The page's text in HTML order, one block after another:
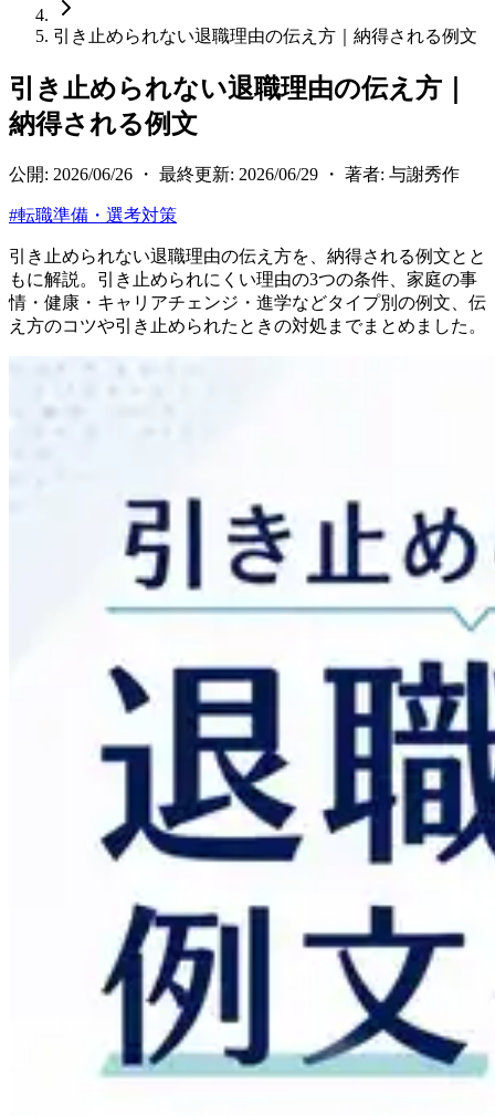
引き止められない退職理由の伝え方｜納得される例文
引き止められない退職理由の伝え方｜
納得される例文
公開: 2026/06/26 ・ 最終更新: 2026/06/29 ・ 著者: 与謝秀作
#転職準備・選考対策
引き止められない退職理由の伝え方を、納得される例文とと
もに解説。引き止められにくい理由の3つの条件、家庭の事
情・健康・キャリアチェンジ・進学などタイプ別の例文、伝
え方のコツや引き止められたときの対処までまとめました。